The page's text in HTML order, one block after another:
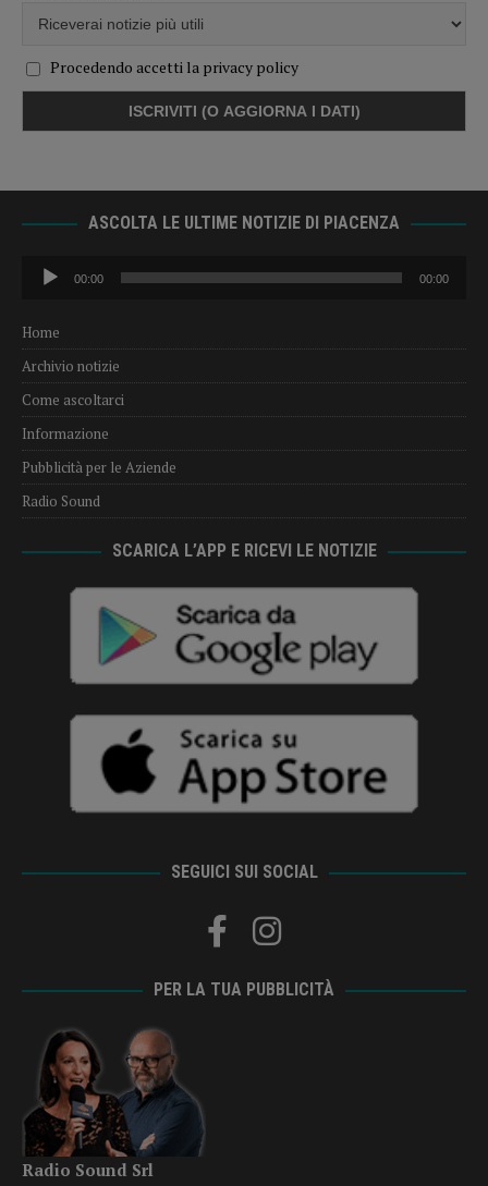
Procedendo accetti la privacy policy
ASCOLTA LE ULTIME NOTIZIE DI PIACENZA
Audio
Player
00:00 00:00
Home
Archivio notizie
Come ascoltarci
Informazione
Pubblicità per le Aziende
Radio Sound
SCARICA L’APP E RICEVI LE NOTIZIE
SEGUICI SUI SOCIAL
PER LA TUA PUBBLICITÀ
Radio Sound Srl